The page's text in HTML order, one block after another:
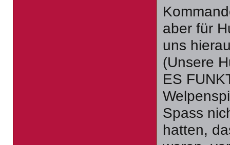
aber für
uns
(Unsere
ES
Spass
hatten,